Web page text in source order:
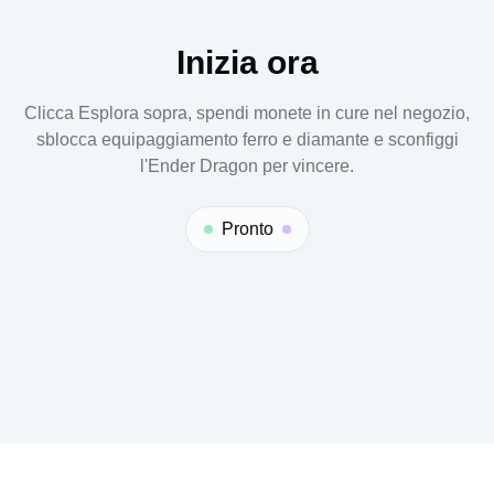
Inizia ora
Clicca Esplora sopra, spendi monete in cure nel negozio,
sblocca equipaggiamento ferro e diamante e sconfiggi
l'Ender Dragon per vincere.
Pronto